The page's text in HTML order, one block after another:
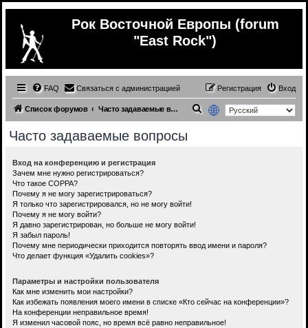
Рок Восточной Европы (forum
"East Rock")
FAQ Связаться с администрацией Вход
Регистрация
Список форумов Часто задаваемые вопросы
Часто задаваемые вопросы
Вход на конференцию и регистрация
Зачем мне нужно регистрироваться?
Что такое COPPA?
Почему я не могу зарегистрироваться?
Я только что зарегистрировался, но не могу войти!
Почему я не могу войти?
Я давно зарегистрирован, но больше не могу войти!
Я забыл пароль!
Почему мне периодически приходится повторять ввод имени и пароля?
Что делает функция «Удалить cookies»?
Параметры и настройки пользователя
Как мне изменить мои настройки?
Как избежать появления моего имени в списке «Кто сейчас на конференции»?
На конференции неправильное время!
Я изменил часовой пояс, но время всё равно неправильное!